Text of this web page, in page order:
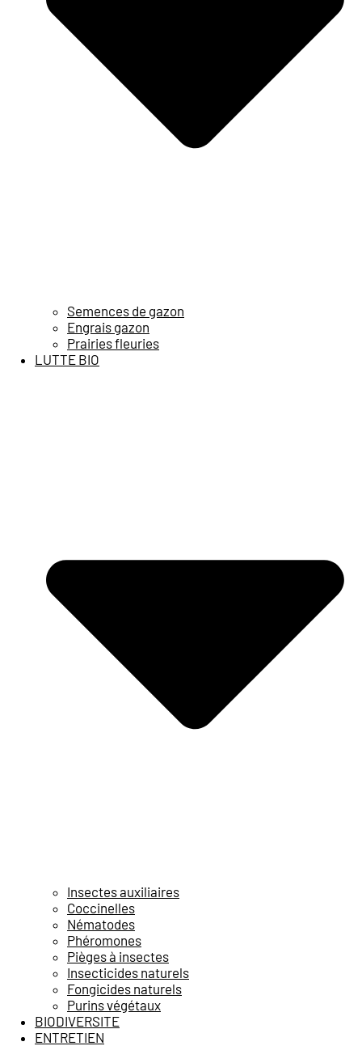
Semences de gazon
Engrais gazon
Prairies fleuries
LUTTE BIO
Insectes auxiliaires
Coccinelles
Nématodes
Phéromones
Pièges à insectes
Insecticides naturels
Fongicides naturels
Purins végétaux
BIODIVERSITE
ENTRETIEN